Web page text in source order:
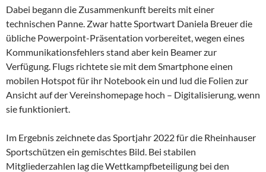
Dabei begann die Zusammenkunft bereits mit einer
technischen Panne. Zwar hatte Sportwart Daniela Breuer die
übliche Powerpoint-Präsentation vorbereitet, wegen eines
Kommunikationsfehlers stand aber kein Beamer zur
Verfügung. Flugs richtete sie mit dem Smartphone einen
mobilen Hotspot für ihr Notebook ein und lud die Folien zur
Ansicht auf der Vereinshomepage hoch – Digitalisierung, wenn
sie funktioniert.
Im Ergebnis zeichnete das Sportjahr 2022 für die Rheinhauser
Sportschützen ein gemischtes Bild. Bei stabilen
Mitgliederzahlen lag die Wettkampfbeteiligung bei den